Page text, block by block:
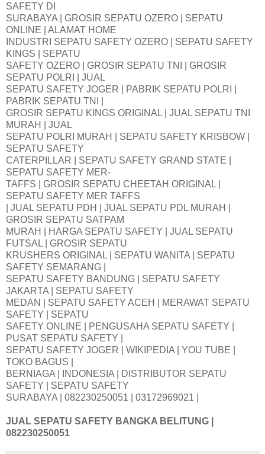
SAFETY DI
SURABAYA | GROSIR SEPATU OZERO | SEPATU
ONLINE | ALAMAT HOME
INDUSTRI SEPATU SAFETY OZERO | SEPATU SAFETY
KINGS | SEPATU
SAFETY OZERO | GROSIR SEPATU TNI | GROSIR
SEPATU POLRI | JUAL
SEPATU SAFETY JOGER | PABRIK SEPATU POLRI |
PABRIK SEPATU TNI |
GROSIR SEPATU KINGS ORIGINAL | JUAL SEPATU TNI
MURAH | JUAL
SEPATU POLRI MURAH | SEPATU SAFETY KRISBOW |
SEPATU SAFETY
CATERPILLAR | SEPATU SAFETY GRAND STATE |
SEPATU SAFETY MER-
TAFFS | GROSIR SEPATU CHEETAH ORIGINAL |
SEPATU SAFETY MER TAFFS
| JUAL SEPATU PDH | JUAL SEPATU PDL MURAH |
GROSIR SEPATU SATPAM
MURAH | HARGA SEPATU SAFETY | JUAL SEPATU
FUTSAL | GROSIR SEPATU
KRUSHERS ORIGINAL | SEPATU WANITA | SEPATU
SAFETY SEMARANG |
SEPATU SAFETY BANDUNG | SEPATU SAFETY
JAKARTA | SEPATU SAFETY
MEDAN | SEPATU SAFETY ACEH | MERAWAT SEPATU
SAFETY | SEPATU
SAFETY ONLINE | PENGUSAHA SEPATU SAFETY |
PUSAT SEPATU SAFETY |
SEPATU SAFETY JOGER | WIKIPEDIA | YOU TUBE |
TOKO BAGUS |
BERNIAGA | INDONESIA | DISTRIBUTOR SEPATU
SAFETY | SEPATU SAFETY
SURABAYA | 082230250051 | 03172969021 |
JUAL SEPATU SAFETY BANGKA BELITUNG
082230250051